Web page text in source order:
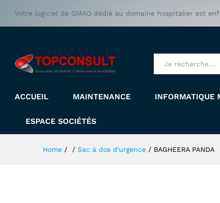
Votre logiciel de GMAO dédié au domaine hospitalier est
ACCUEIL MAINTENANCE INFORMATIQUE
ESPACE SOCIÉTÉS
Home / / Sac à dos d'urgence / BAGHEERA PANDA
BAGHEERA PANDA